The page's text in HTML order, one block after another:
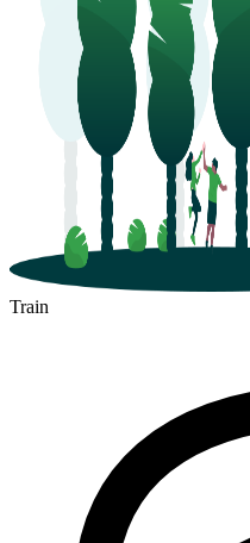
Colomiers
Train